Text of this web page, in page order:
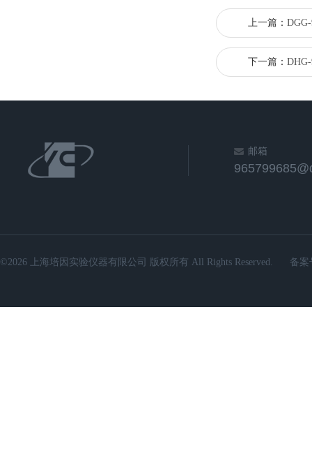
上一篇：
下一篇：
邮箱
©2026 上海培因实验仪器有限公司 版权所有 All Rights Reserved. 备案